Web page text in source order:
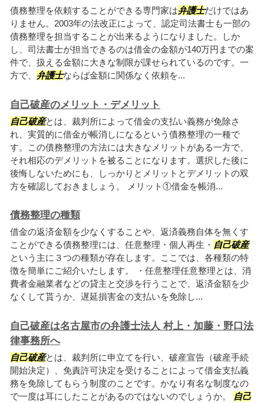
債務整理を依頼することができる専門家は弁護士だけではあ
りません。2003年の法改正によって、認定司法書士も一部の
債務整理を担当することが出来るようになりました。しか
し、司法書士が担当できるのは借金の金額が140万円までの案
件で、扱える金額に大きな制限が課せられているのです。一
方で、 弁護士ならば金額に関係なく依頼を...
自己破産のメリット・デメリット
自己破産とは、裁判所によって借金の支払い義務が免除さ
れ、実質的に借金が帳消しになるという債務整理の一種で
す。この債務整理の方法には大きなメリットがある一方で、
それ相応のデメリットを被ることになります。選択した後に
後悔しないためにも、しっかりとメリットとデメリットの双
方を確認しておきましょう。 メリット①借金を帳消...
債務整理の種類
借金の返済金額を少なくすることや、返済義務自体を無くす
ことができる債務整理には、任意整理・個人再生・ 自己破産
という主に３つの種類が存在します。ここでは、各種類の特
徴を簡単にご紹介いたします。 ・任意整理任意整理とは、消
費者金融業者などの貸主と交渉を行うことで、返済金額を少
なくして貰うか、遅延損害金の支払いを免除し...
自己破産は名古屋市の弁護士法人 村上・加藤・野口法
律事務所へ
自己破産とは、裁判所に申立てを行い、破産宣告（破産手続
開始決定）、免責許可決定を受けることによって借金支払義
務を免除してもらう制度のことです。かなり有名な制度なの
で一度は耳にしたことがあるのではないのでしょうか。
自己